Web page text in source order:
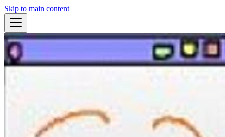
Skip to main content